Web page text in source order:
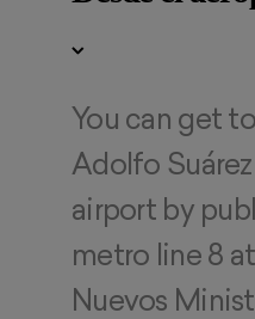
You can get
Adolfo
airport by
metro line 8
Nuevos